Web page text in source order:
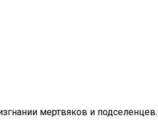
мертвяков и подселенцев.